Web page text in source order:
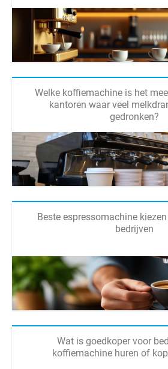
Welke koffiemachine is het
kantoren waar veel
gedronken?
Beste espressomachine
bedrijven
Wat is goedkoper voor
koffiemachine huren of